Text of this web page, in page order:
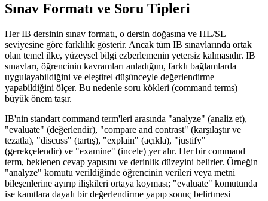
Sınav Formatı ve Soru Tipleri
Her IB dersinin sınav formatı, o dersin doğasına ve HL/SL
seviyesine göre farklılık gösterir. Ancak tüm IB sınavlarında ortak
olan temel ilke, yüzeysel bilgi ezberlemenin yetersiz kalmasıdır. IB
sınavları, öğrencinin kavramları anladığını, farklı bağlamlarda
uygulayabildiğini ve eleştirel düşünceyle değerlendirme
yapabildiğini ölçer. Bu nedenle soru kökleri (command terms)
büyük önem taşır.
IB'nin standart command term'leri arasında "analyze" (analiz et),
"evaluate" (değerlendir), "compare and contrast" (karşılaştır ve
tezatla), "discuss" (tartış), "explain" (açıkla), "justify"
(gerekçelendir) ve "examine" (incele) yer alır. Her bir command
term, beklenen cevap yapısını ve derinlik düzeyini belirler. Örneğin
"analyze" komutu verildiğinde öğrencinin verileri veya metni
bileşenlerine ayırıp ilişkileri ortaya koyması; "evaluate" komutunda
ise kanıtlara dayalı bir değerlendirme yapıp sonuç belirtmesi